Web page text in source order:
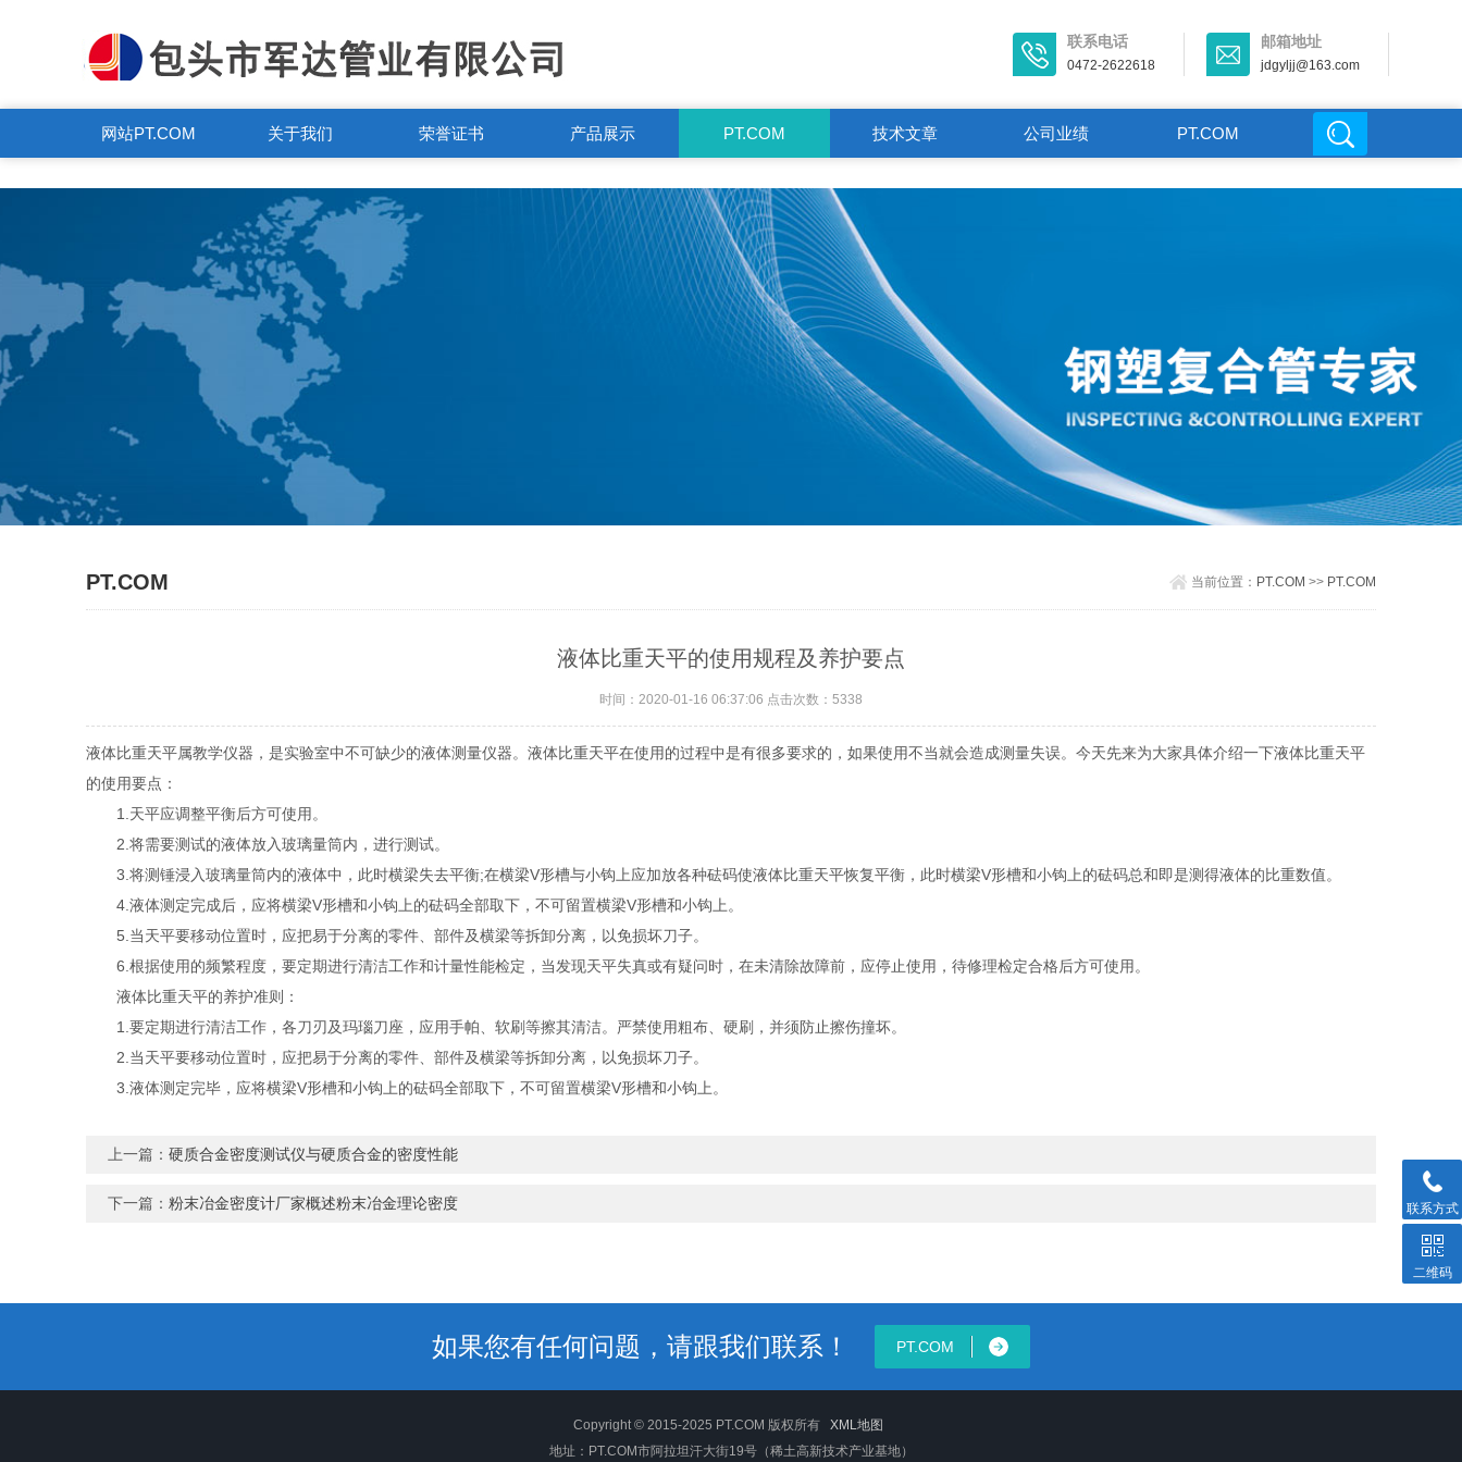
联系电话
0472-2622618
邮箱地址
jdgyljj@163.com
网站PT.COM 关于我们 荣誉证书 产品展示 PT.COM 技术文章 公司业绩 PT.COM
PT.COM 当前位置： PT.COM >> PT.COM
液体比重天平的使用规程及养护要点
时间：2020-01-16 06:37:06 点击次数：5338
液体比重天平属教学仪器，是实验室中不可缺少的液体测量仪器。液体比重天平在使用的过程中是有很多要求的，如果使用不当就会造成测量失误。今天先来为大家具体介绍一下液体比重天平
的使用要点：
1.天平应调整平衡后方可使用。
2.将需要测试的液体放入玻璃量筒内，进行测试。
3.将测锤浸入玻璃量筒内的液体中，此时横梁失去平衡;在横梁V形槽与小钩上应加放各种砝码使液体比重天平恢复平衡，此时横梁V形槽和小钩上的砝码总和即是测得液体的比重数值。
4.液体测定完成后，应将横梁V形槽和小钩上的砝码全部取下，不可留置横梁V形槽和小钩上。
5.当天平要移动位置时，应把易于分离的零件、部件及横梁等拆卸分离，以免损坏刀子。
6.根据使用的频繁程度，要定期进行清洁工作和计量性能检定，当发现天平失真或有疑问时，在未清除故障前，应停止使用，待修理检定合格后方可使用。
液体比重天平的养护准则：
1.要定期进行清洁工作，各刀刃及玛瑙刀座，应用手帕、软刷等擦其清洁。严禁使用粗布、硬刷，并须防止擦伤撞坏。
2.当天平要移动位置时，应把易于分离的零件、部件及横梁等拆卸分离，以免损坏刀子。
3.液体测定完毕，应将横梁V形槽和小钩上的砝码全部取下，不可留置横梁V形槽和小钩上。
上一篇：硬质合金密度测试仪与硬质合金的密度性能
下一篇：粉末冶金密度计厂家概述粉末冶金理论密度
如果您有任何问题，请跟我们联系！ PT.COM
Copyright © 2015-2025 PT.COM 版权所有 XML地图
地址：PT.COM市阿拉坦汗大街19号（稀土高新技术产业基地）
联系方式
二维码